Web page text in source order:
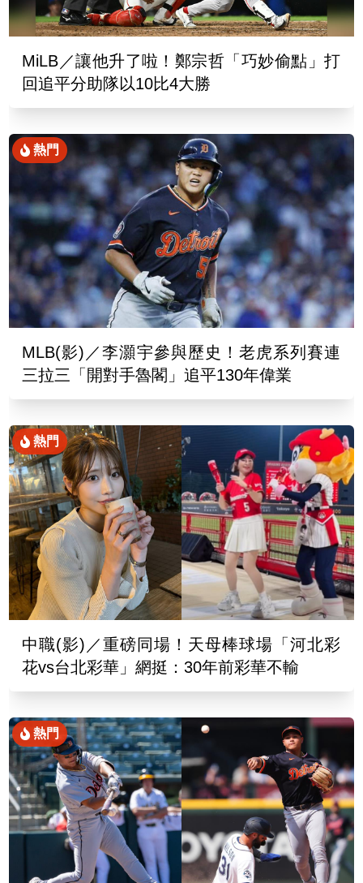
MiLB／讓他升了啦！鄭宗哲「巧妙偷點」打
回追平分助隊以10比4大勝
熱門
MLB(影)／李灝宇參與歷史！老虎系列賽連
三拉三「開對手魯閣」追平130年偉業
熱門
中職(影)／重磅同場！天母棒球場「河北彩
花vs台北彩華」網挺：30年前彩華不輸
熱門